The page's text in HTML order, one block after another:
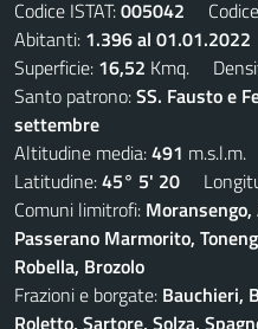
Codice ISTAT:005042
Abitanti: 1.396 al 01.01.2022
Superficie: 16,52 Kmq.
Santo patrono:SS. Fausto e
settembre
Altitudine media:491 m.s.l.m.
Latitudine:45° 5' 20
Comuni limitrofi:
Passerano Marmorito,
Robella, Brozolo
Frazioni e borgate: Bauchieri,
Roletto, Sartore, Solza,